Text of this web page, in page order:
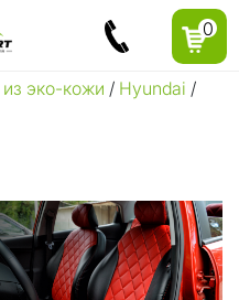
0
эко-кожи / Hyundai /